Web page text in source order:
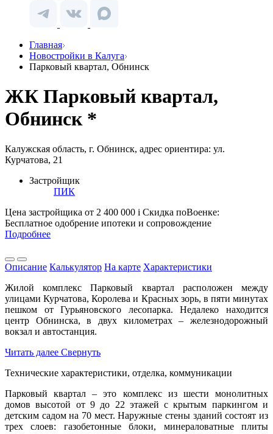
Главная
Новостройки в Калуга
Парковый квартал, Обнинск
ЖК Парковый квартал,
Обнинск *
Калужская область, г. Обнинск, адрес ориентира: ул.
Курчатова, 21
Застройщик
ПИК
Цена застройщика от 2 400 000 i Скидка поВоенке:
Бесплатное одобрение ипотеки и сопровождение
Подробнее
Описание Калькулятор На карте Характеристики
Жилой комплекс Парковый квартал расположен между
улицами Курчатова, Королева и Красных зорь, в пяти минутах
пешком от Гурьяновского лесопарка. Недалеко находится
центр Обнинска, в двух километрах – железнодорожный
вокзал и автостанция.
Читать далее Свернуть
Технические характеристики, отделка, коммуникации
Парковый квартал – это комплекс из шести монолитных
домов высотой от 9 до 22 этажей с крытым паркингом и
детским садом на 70 мест. Наружные стены зданий состоят из
трех слоев: газобетонные блоки, минераловатные плиты